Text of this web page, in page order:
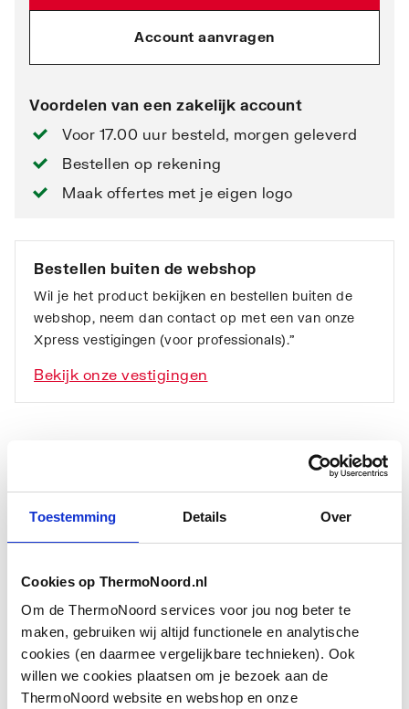
Toestemming Details Over
Cookies op ThermoNoord.nl
Om de ThermoNoord services voor jou nog beter te
maken, gebruiken wij altijd functionele en analytische
cookies (en daarmee vergelijkbare technieken). Ook
willen we cookies plaatsen om je bezoek aan de
ThermoNoord website en webshop en onze
Account aanvragen
Voordelen van een zakelijk account
Voor 17.00 uur besteld, morgen geleverd
Bestellen op rekening
Maak offertes met je eigen logo
Bestellen buiten de webshop
Wil je het product bekijken en bestellen buiten de
webshop, neem dan contact op met een van onze
Xpress vestigingen (voor professionals).”
Bekijk onze vestigingen